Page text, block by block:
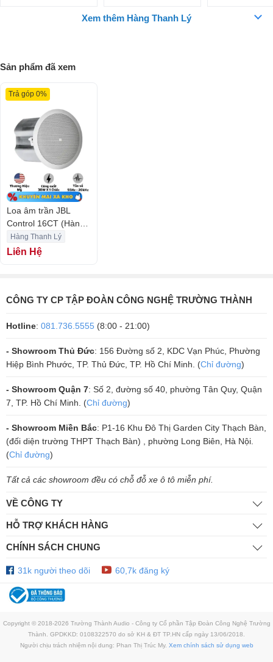
công suất lên tới 30W và dải tần số từ 55 Hz đến 20 kHz, tạo ra âm
Thiết Kế Chắc Chắn
còn bảo vệ các linh kiện bên trong khỏi tác động từ môi trường. Lưới
tản nhiệt bằng thép không gỉ giúp bảo vệ màng loa khỏi bụi bẩn, đảm
bảo chất lượng âm thanh tốt nhất.
Thông Số Kỹ Thuật
Model: Control 16CT
Công suất: 30W (chương trình), 15W (mức tối đa)
Độ nhạy: 91 dB (1W, 1m)
Trở kháng: 8 ohms
Xem thêm Hàng Thanh Lý
Sản phẩm đã xem
Loa âm trần JBL
Control 16CT (Hàng
Chính Hãng Likenew)
Hàng Thanh Lý
Trả góp 0%
Liên Hệ
CÔNG TY CP TẬP ĐOÀN CÔNG NGHỆ TRƯỜNG THÀNH
Hotline: 081.736.5555 (8:00 - 21:00)
- Showroom Thủ Đức: 156 Đường số 2, KDC Vạn Phúc, Phường
Hiệp Bình Phước, TP. Thủ Đức, TP. Hồ Chí Minh. (Chỉ đường)
- Showroom Quận 7: Số 2, đường số 40, phường Tân Quy, Quận
7, TP. Hồ Chí Minh. (Chỉ đường)
- Showroom Miền Bắc: P1-16 Khu Đô Thị Garden City Thạch Bàn,
(đối diện trường THPT Thạch Bàn) , phường Long Biên, Hà Nội.
(Chỉ đường)
Tất cả các showroom đều có chỗ đỗ xe ô tô miễn phí.
VỀ CÔNG TY
HỖ TRỢ KHÁCH HÀNG
CHÍNH SÁCH CHUNG
31k người theo dõi 60,7k đăng ký
Copyright © 2018-2026 Trường Thành Audio - Công ty Cổ phần Tập Đoàn Công Nghệ Trường
Thành. GPDKKD: 0108322570 do sở KH & ĐT TP.HN cấp ngày 13/06/2018.
Người chịu trách nhiệm nội dung: Phan Thị Trúc My. Xem chính sách sử dụng web